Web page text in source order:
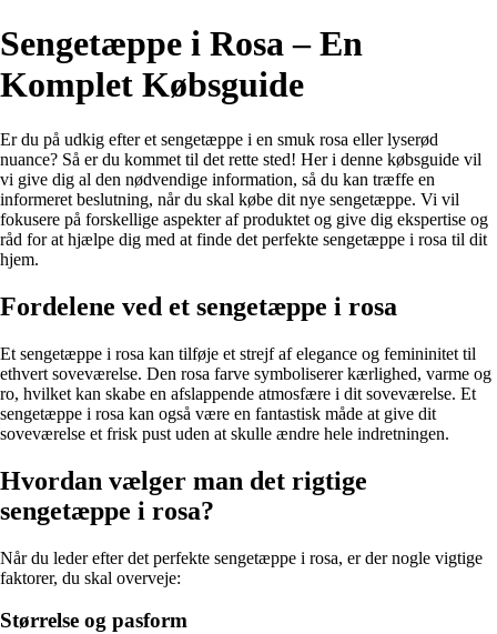
Sengetæppe i Rosa – En
Komplet Købsguide
Er du på udkig efter et sengetæppe i en smuk rosa eller lyserød
nuance? Så er du kommet til det rette sted! Her i denne købsguide vil
vi give dig al den nødvendige information, så du kan træffe en
informeret beslutning, når du skal købe dit nye sengetæppe. Vi vil
fokusere på forskellige aspekter af produktet og give dig ekspertise og
råd for at hjælpe dig med at finde det perfekte sengetæppe i rosa til dit
hjem.
Fordelene ved et sengetæppe i rosa
Et sengetæppe i rosa kan tilføje et strejf af elegance og femininitet til
ethvert soveværelse. Den rosa farve symboliserer kærlighed, varme og
ro, hvilket kan skabe en afslappende atmosfære i dit soveværelse. Et
sengetæppe i rosa kan også være en fantastisk måde at give dit
soveværelse et frisk pust uden at skulle ændre hele indretningen.
Hvordan vælger man det rigtige
sengetæppe i rosa?
Når du leder efter det perfekte sengetæppe i rosa, er der nogle vigtige
faktorer, du skal overveje:
Størrelse og pasform